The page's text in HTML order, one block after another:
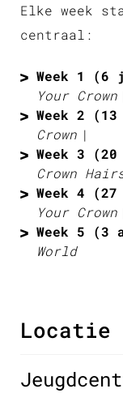
Elke week
centraal:
Week 1
Your Crown
Week 2
Crown
Week 3
Crown
Week 4
Your Crown
Week 5 (3
World
Locatie